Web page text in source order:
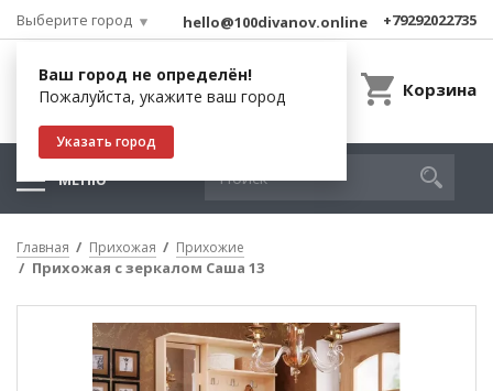
Выберите город
Ваш город не определён!
Пожалуйста, укажите ваш город
Указать город
hello@100divanov.online +79292022735
Корзина
МЕНЮ
Главная Прихожая Прихожие
Прихожая с зеркалом Саша 13